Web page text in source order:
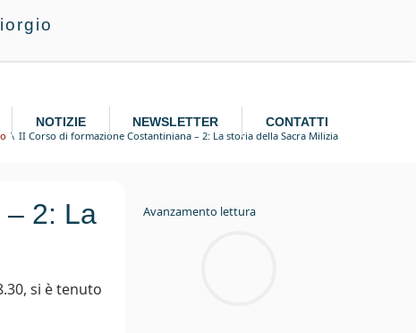
NOTIZIE NEWSLETTER CONTATTI
II Corso di formazione Costantiniana – 2: La storia della Sacra Milizia
– 2: La
si è tenuto
Avanzamento lettura